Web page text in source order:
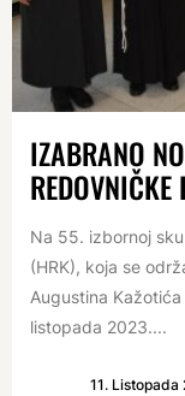
IZABRANO
REDOVNIČKE
Na 55. izbornoj
(HRK), koja se
Augustina
listopada 2023....
11. Listopada